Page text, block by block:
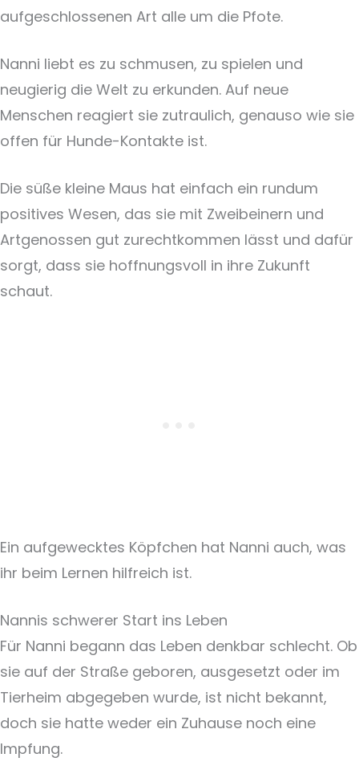
aufgeschlossenen Art alle um die Pfote.
Nanni liebt es zu schmusen, zu spielen und
neugierig die Welt zu erkunden. Auf neue
Menschen reagiert sie zutraulich, genauso wie sie
offen für Hunde-Kontakte ist.
Die süße kleine Maus hat einfach ein rundum
positives Wesen, das sie mit Zweibeinern und
Artgenossen gut zurechtkommen lässt und dafür
sorgt, dass sie hoffnungsvoll in ihre Zukunft
schaut.
Ein aufgewecktes Köpfchen hat Nanni auch, was
ihr beim Lernen hilfreich ist.
Nannis schwerer Start ins Leben
Für Nanni begann das Leben denkbar schlecht. Ob
sie auf der Straße geboren, ausgesetzt oder im
Tierheim abgegeben wurde, ist nicht bekannt,
doch sie hatte weder ein Zuhause noch eine
Impfung.